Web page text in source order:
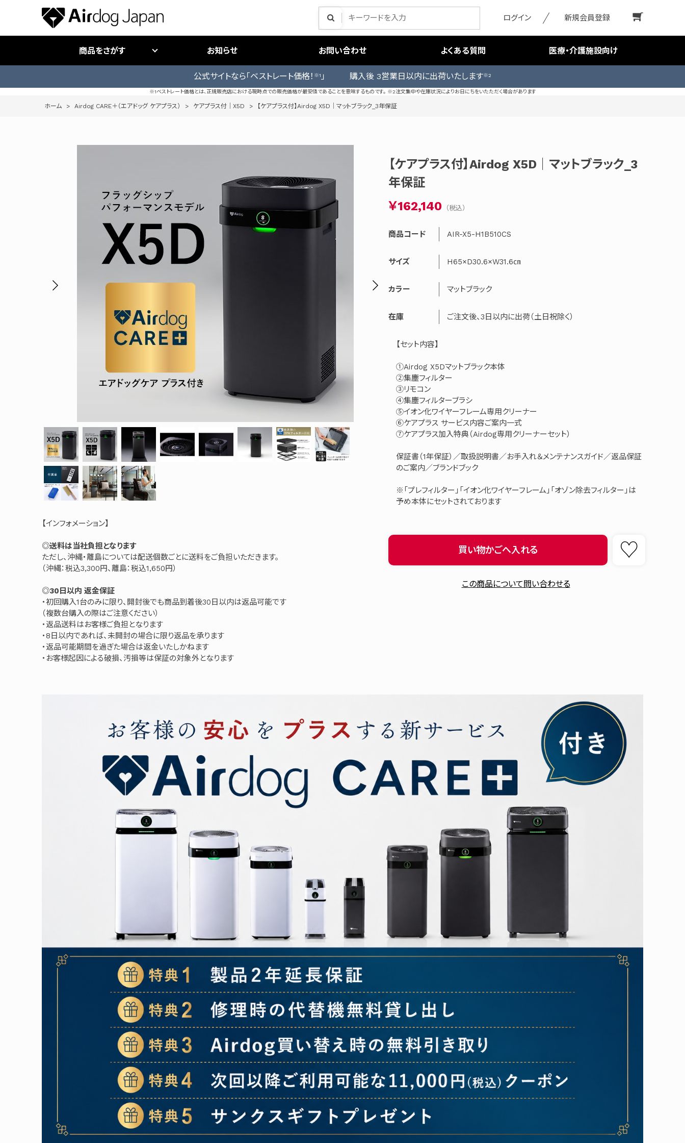
ログイン 新規会員登録
商品をさがす お知らせ お問い合わせ よくある質問 医療・介護施設向け
公式サイトなら「ベストレート価格！ ※1 」 購入後 3営業日以内に出荷いたします※2
※1ベストレート価格とは、正規販売店における現時点での販売価格が最安値であることを意味するものです。 ※2注文集中や在庫状況によりお日にちをいたただく場合があります
ホーム > Airdog CARE＋（エアドッグ ケアプラス） > ケアプラス付｜X5D > 【ケアプラス付】Airdog X5D｜マットブラック_3年保証
【インフォメーション】
◎送料は当社負担となります
ただし、沖縄・離島については配送個数ごとに送料をご負担いただきます。
（沖縄：税込3,300円、離島：税込1,650円）
◎30日以内 返金保証
・初回購入1台のみに限り、開封後でも商品到着後30日以内は返品可能です
（複数台購入の際はご注意ください）
・返品送料はお客様ご負担となります
・8日以内であれば、未開封の場合に限り返品を承ります
・返品可能期間を過ぎた場合は返金いたしかねます
・お客様起因による破損、汚損等は保証の対象外となります
【ケアプラス付】Airdog X5D｜マットブラック_3
年保証
￥162,140
商品コード AIR-X5-H1B510CS
サイズ H65×D30.6×W31.6㎝
カラー マットブラック
在庫 ご注文後、3日以内に出荷（土日祝除く）
【セット内容】
①Airdog X5Dマットブラック本体
②集塵フィルター
③リモコン
④集塵フィルターブラシ
⑤イオン化ワイヤーフレーム専用クリーナー
⑥ケアプラス サービス内容ご案内一式
⑦ケアプラス加入特典（Airdog専用クリーナーセット）
保証書（1年保証）／取扱説明書／お手入れ＆メンテナンスガイド／返品保証
のご案内／ブランドブック
※「プレフィルター」「イオン化ワイヤーフレーム」「オゾン除去フィルター」は
予め本体にセットされております
買い物かごへ入れる
この商品について問い合わせる